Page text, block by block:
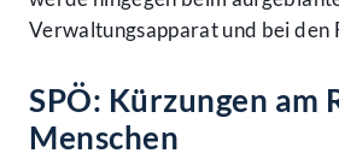
Verwaltungsapparat und bei den
SPÖ: Kürzungen am
Menschen